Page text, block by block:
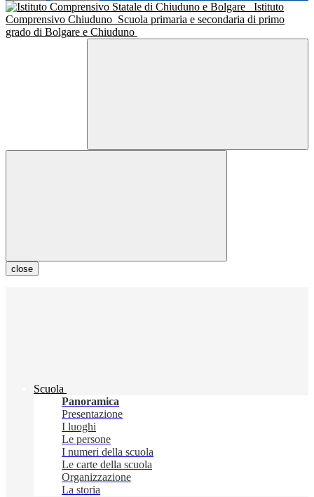
Istituto
Comprensivo Chiuduno Scuola primaria e secondaria di primo
grado di Bolgare e Chiuduno
close
Scuola
Panoramica
Presentazione
I luoghi
Le persone
I numeri della scuola
Le carte della scuola
Organizzazione
La storia